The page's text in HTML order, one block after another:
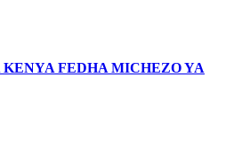
FEDHA MICHEZO YA